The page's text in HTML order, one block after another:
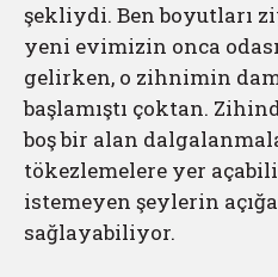
şekliydi. Ben boyutları
yeni evimizin onca
gelirken, o zihnimin
başlamıştı çoktan.
boş bir alan
tökezlemelere yer
istemeyen şeylerin açığa
sağlayabiliyor.